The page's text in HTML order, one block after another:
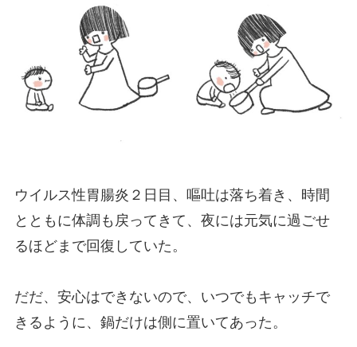
ウイルス性胃腸炎２日目、嘔吐は落ち着き、時間
とともに体調も戻ってきて、夜には元気に過ごせ
るほどまで回復していた。
だだ、安心はできないので、いつでもキャッチで
きるように、鍋だけは側に置いてあった。